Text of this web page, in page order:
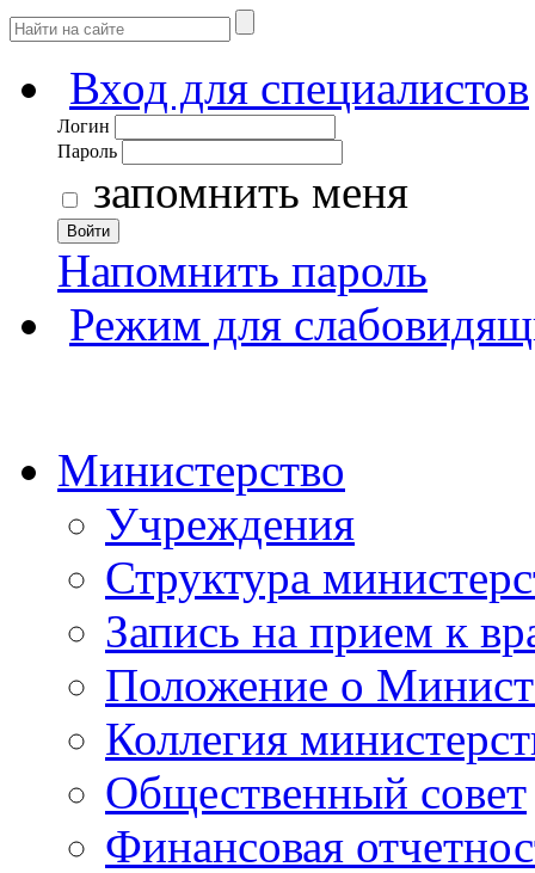
Вход для специалистов
Логин
Пароль
запомнить меня
Войти
Напомнить пароль
Режим для
Министерство
Учреждения
Структура
Запись на прием к
Положение о
Коллегия
Общественный совет
Финансовая